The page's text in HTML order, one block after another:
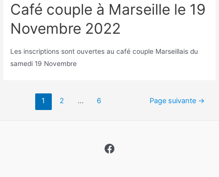
Café couple à Marseille le 19
Novembre 2022
Les inscriptions sont ouvertes au café couple Marseillais du
samedi 19 Novembre
1 2 … 6 Page suivante →
Facebook